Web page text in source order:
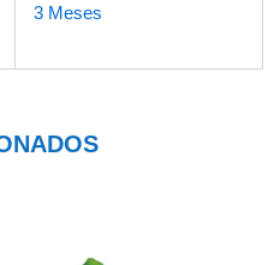
3 Meses